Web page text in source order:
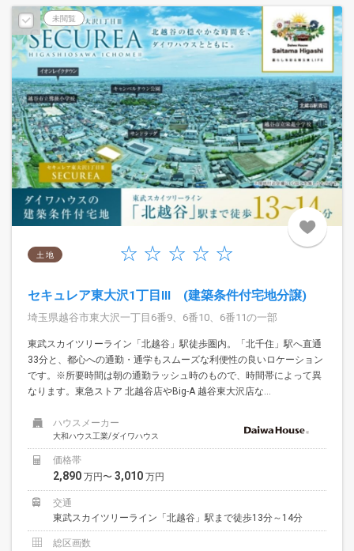
未閲覧
土 地
セキュレア東大沢1丁目III (建築条件付宅地分譲)
埼玉県越谷市東大沢一丁目6番9、6番10、6番11の一部
東武スカイツリーライン「北越谷」駅徒歩圏内。「北千住」駅へ直通
33分と、都心への通勤・通学もスムーズな利便性の良いロケーション
です。※所要時間は朝の通勤ラッシュ時のもので、時間帯によって異
なります。東急ストア 北越谷店やBig-A 越谷東大沢店な...
ハウスメーカー
大和ハウス工業/ダイワハウス
価格帯
2,890 万円〜 3,010 万円
交通
東武スカイツリーライン「北越谷」駅まで徒歩13分～14分
総区画数